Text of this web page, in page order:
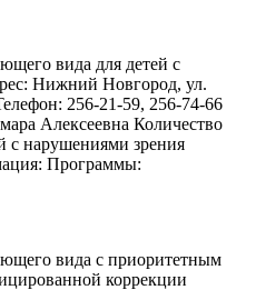
вида для детей с
Нижний Новгород, ул.
256-21-59, 256-74-66
Алексеевна Количество
с нарушениями зрения
Программы:
вида с приоритетным
коррекции